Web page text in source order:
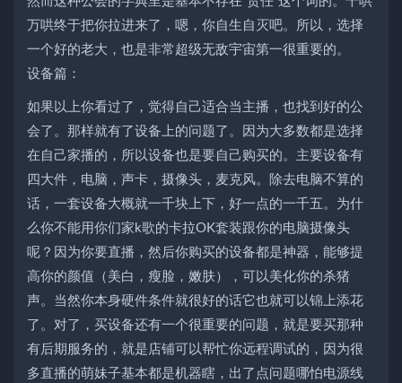
万哄终于把你拉进来了，嗯，你自生自灭吧。所以，选择
一个好的老大，也是非常超级无敌宇宙第一很重要的。
设备篇：
如果以上你看过了，觉得自己适合当主播，也找到好的公
会了。那样就有了设备上的问题了。因为大多数都是选择
在自己家播的，所以设备也是要自己购买的。主要设备有
四大件，电脑，声卡，摄像头，麦克风。除去电脑不算的
话，一套设备大概就一千块上下，好一点的一千五。为什
么你不能用你们家k歌的卡拉OK套装跟你的电脑摄像头
呢？因为你要直播，然后你购买的设备都是神器，能够提
高你的颜值（美白，瘦脸，嫩肤），可以美化你的杀猪
声。当然你本身硬件条件就很好的话它也就可以锦上添花
了。对了，买设备还有一个很重要的问题，就是要买那种
有后期服务的，就是店铺可以帮忙你远程调试的，因为很
多直播的萌妹子基本都是机器瞎，出了点问题哪怕电源线